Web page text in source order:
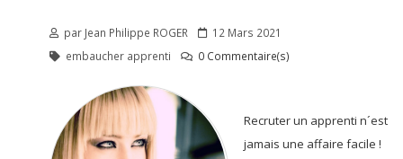
par Jean Philippe ROGER
12 Mars 2021
embaucher apprenti
0 Commentaire(s)
Recruter un apprenti n´est
jamais une affaire facile !